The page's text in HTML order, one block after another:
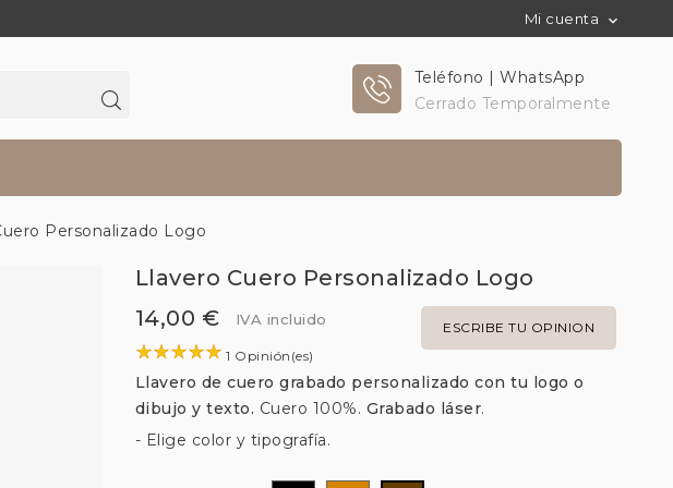
Mi cuenta 
Teléfono | WhatsApp
Cerrado Temporalmente
Personalizado Logo
Llavero Cuero Personalizado Logo
14,00 €
ESCRIBE TU OPINION
IVA incluido
1 Opinión(es)
Llavero de cuero grabado personalizado con tu logo o
dibujo y texto. Cuero 100%. Grabado láser.
- Elige color y tipografía.